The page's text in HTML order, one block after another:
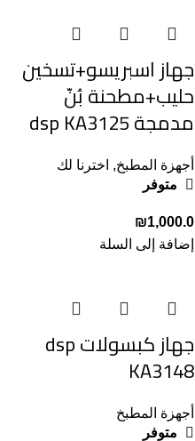
جهاز اسبريسو+تسخين
حليب+مطحنة بُنّ
مدمجة dsp KA3125
أجهزة المطبخ, اخترنا لك
متوفر
₪
إضافة إلى السلة
جهاز كبسولات dsp
KA3148
أجهزة المطبخ
متوفر